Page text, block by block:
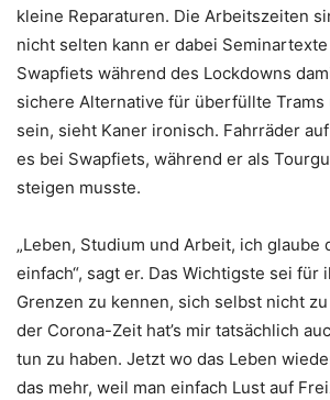
kleine Reparaturen. Die Arbeitszeiten
nicht selten kann er dabei
Swapfiets während des Lockdowns
sichere Alternative für überfüllte Trams
sein, sieht Kaner ironisch. Fahrräder
es bei Swapfiets, während er als
steigen musste.
„Leben, Studium und Arbeit, ich glaube
einfach“, sagt er. Das Wichtigste sei für
Grenzen zu kennen, sich selbst nicht
der Corona-Zeit hat’s mir tatsächlich
tun zu haben. Jetzt wo das Leben
das mehr, weil man einfach Lust auf